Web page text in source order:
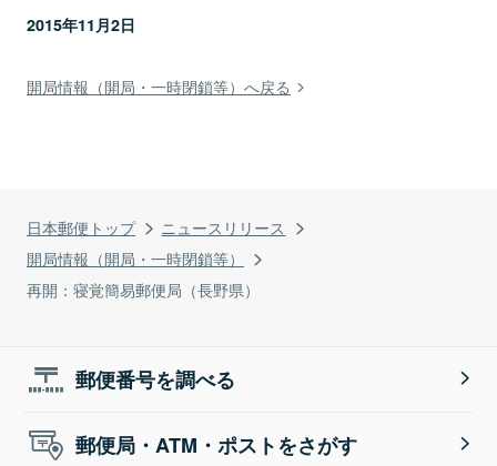
日本郵便トップ
ニュースリリース
開局情報（開局・一時閉鎖等）
再開：寝覚簡易郵便局（長野県）
2015年11月2日
開局情報（開局・一時閉鎖等）へ戻る
郵便番号を調べる
郵便局・ATM・ポストをさがす